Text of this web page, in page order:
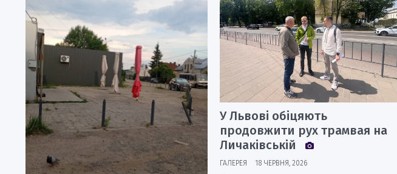
У Львові обіцяють
продовжити рух трамвая на
Личаківській
ГАЛЕРЕЯ 18 ЧЕРВНЯ, 2026